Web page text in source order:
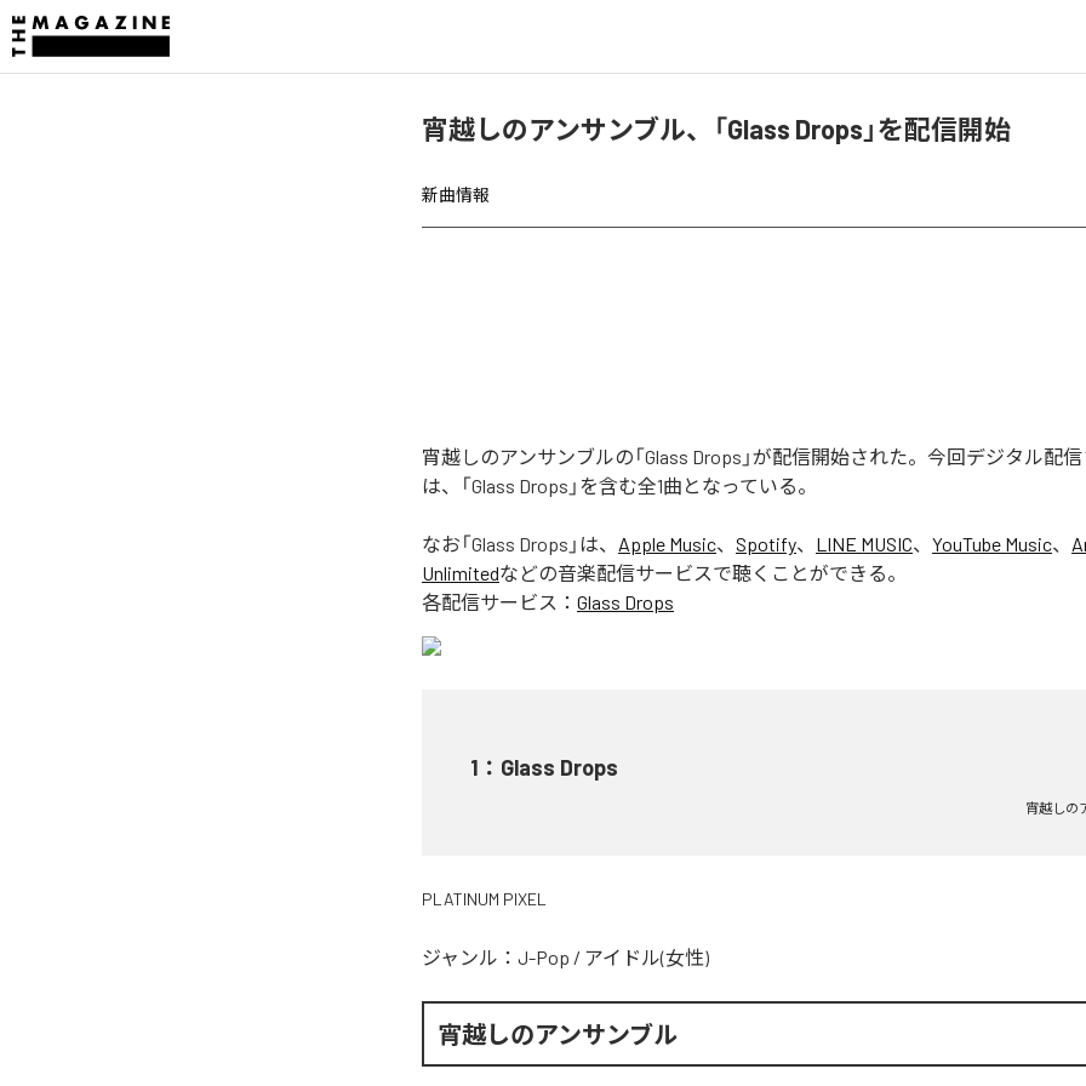
宵越しのアンサンブル、「Glass Drops」を配信開始
新曲情報
宵越しのアンサンブルの「Glass Drops」が配信開始された。今回デジタル配
は、「Glass Drops」を含む全1曲となっている。
なお「Glass Drops 」は、 Apple Music、 Spotify、 LINE MUSIC、 YouTube Music、
Unlimitedなどの音楽配信サービスで聴くことができる。
各配信サービス： Glass Drops
1 ： Glass Drops
宵越しの
PLATINUM PIXEL
ジャンル： J-Pop / アイドル(女性)
宵越しのアンサンブル